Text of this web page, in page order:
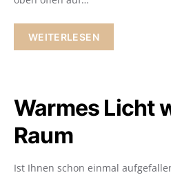
WEITERLESEN
Warmes Licht
Raum
Ist Ihnen schon einmal